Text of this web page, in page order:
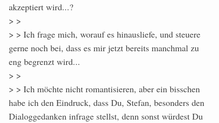
akzeptiert wird...?
> >
> > Ich frage mich, worauf es hinausliefe, und steuere
gerne noch bei, dass es mir jetzt bereits manchmal zu
eng begrenzt wird...
> >
> > Ich möchte nicht romantisieren, aber ein bisschen
habe ich den Eindruck, dass Du, Stefan, besonders den
Dialoggedanken infrage stellst, denn sonst würdest Du